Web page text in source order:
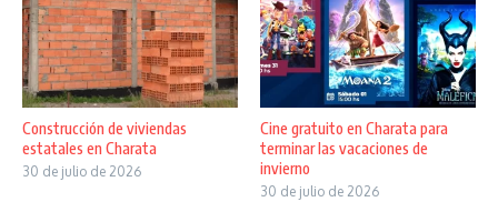
Construcción de viviendas
estatales en Charata
30 de julio de 2026
Cine gratuito en Charata para
terminar las vacaciones de
invierno
30 de julio de 2026